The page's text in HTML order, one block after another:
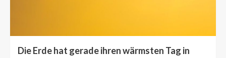
Die Erde hat gerade ihren wärmsten Tag in